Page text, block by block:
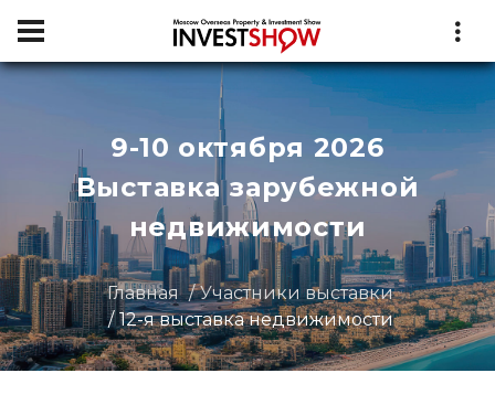
9-10 октября 2026
Выставка зарубежной
недвижимости
Главная
Участники выставки
12-я выставка недвижимости